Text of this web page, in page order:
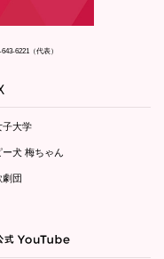
6221（代表）
子大学
ー犬 梅ちゃん
団